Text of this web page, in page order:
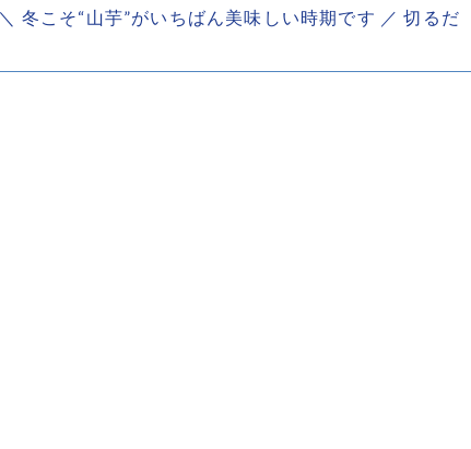
冬こそ“山芋”がいちばん美味しい時期です ／ 切るだ